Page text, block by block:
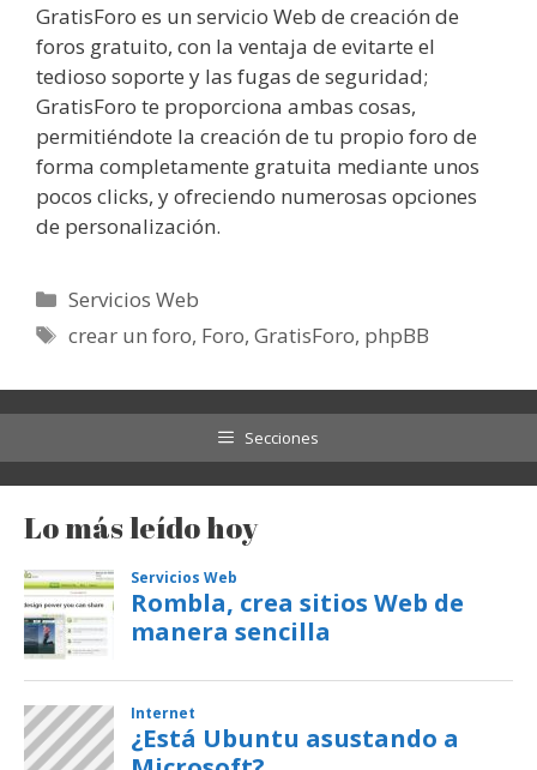
GratisForo es un servicio Web de creación de
foros gratuito, con la ventaja de evitarte el
tedioso soporte y las fugas de seguridad;
GratisForo te proporciona ambas cosas,
permitiéndote la creación de tu propio foro de
forma completamente gratuita mediante unos
pocos clicks, y ofreciendo numerosas opciones
de personalización.
Categorías
Servicios Web
Etiquetas
crear un foro, Foro,GratisForo, phpBB
Secciones
Lo más leído hoy